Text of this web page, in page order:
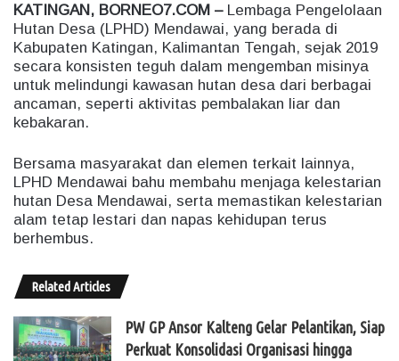
KATINGAN, BORNEO7.COM –Lembaga Pengelolaan
Hutan Desa (LPHD) Mendawai, yang berada di
Kabupaten Katingan, Kalimantan Tengah, sejak 2019
secara konsisten teguh dalam mengemban misinya
untuk melindungi kawasan hutan desa dari berbagai
ancaman, seperti aktivitas pembalakan liar dan
kebakaran.
Bersama masyarakat dan elemen terkait lainnya,
LPHD Mendawai bahu membahu menjaga kelestarian
hutan Desa Mendawai, serta memastikan kelestarian
alam tetap lestari dan napas kehidupan terus
berhembus.
Related Articles
PW GP Ansor Kalteng Gelar Pelantikan, Siap
Perkuat Konsolidasi Organisasi hingga